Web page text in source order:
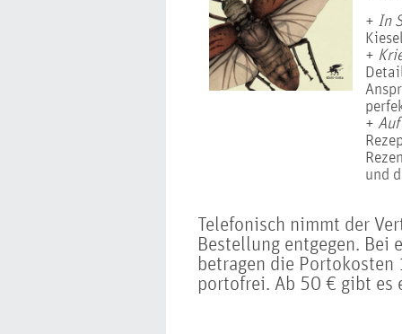
+ In
+
+
und
Telefonisch nimmt der
Bestellung entgegen.
betragen die
portofrei. Ab 50 € gibt es